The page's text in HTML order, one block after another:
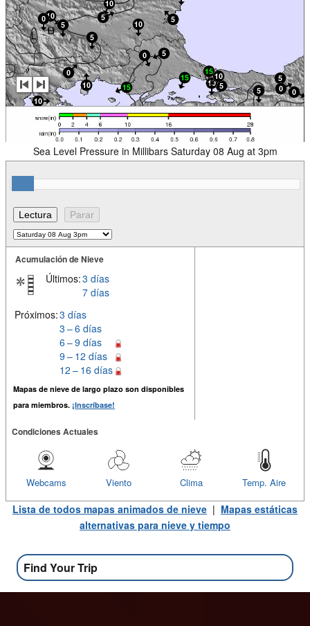
Sea Level Pressure in Millibars Saturday 08 Aug at 3pm
Acumulación de Nieve
Últimos:3 días
7 días
Próximos:3 días
3 – 6 días
6 – 9 días
9 – 12 días
12 – 16 días
Mapas de nieve de largo plazo son disponibles
para miembros. ¡Inscríbase!
Condiciones Actuales
Temp. Aire
Clima
Viento
Webcams
Lista de todos mapas animados de nieve | Mapas estáticas
alternativas para nieve y tiempo
Find Your Trip